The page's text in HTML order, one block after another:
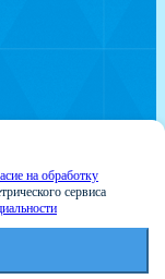
на обработку
сервиса